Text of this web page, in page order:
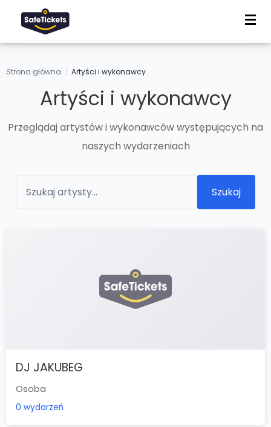
Strona główna / Artyści i wykonawcy
Artyści i wykonawcy
Przeglądaj artystów i wykonawców występujących na
naszych wydarzeniach
Szukaj
DJ JAKUBEG
Osoba
0 wydarzeń